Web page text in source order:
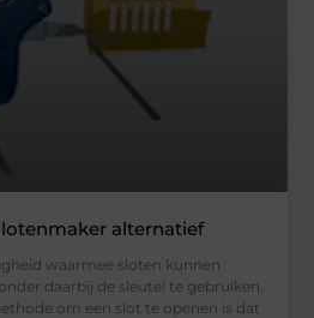
alternatief
waarmee sloten kunnen
daarbij de sleutel te gebruiken.
om een slot te openen is dat